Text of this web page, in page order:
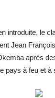
introduite, le
Jean
après
pays à feu et à